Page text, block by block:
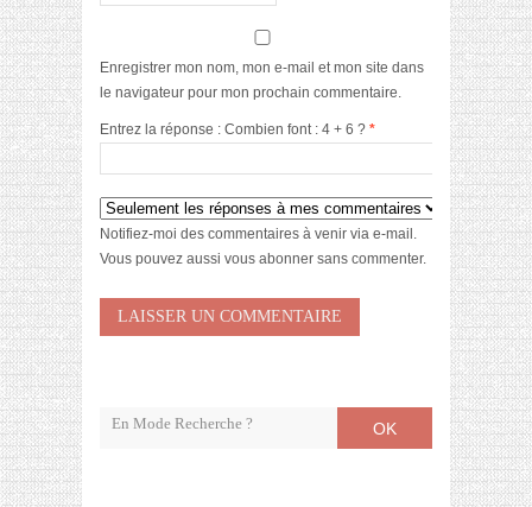
Enregistrer mon nom, mon e-mail et mon site dans
le navigateur pour mon prochain commentaire.
Entrez la réponse : Combien font : 4 + 6 ? *
Notifiez-moi des commentaires à venir via e-mail.
Vous pouvez aussi vous abonner sans commenter.
OK